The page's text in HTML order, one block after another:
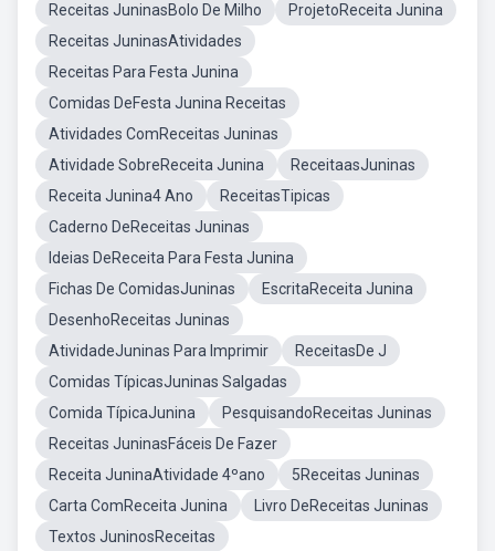
Receitas JuninasBolo De Milho
ProjetoReceita Junina
Receitas JuninasAtividades
Receitas Para Festa Junina
Comidas DeFesta Junina Receitas
Atividades ComReceitas Juninas
Atividade SobreReceita Junina
ReceitaasJuninas
Receita Junina4 Ano
ReceitasTipicas
Caderno DeReceitas Juninas
Ideias DeReceita Para Festa Junina
Fichas De ComidasJuninas
EscritaReceita Junina
DesenhoReceitas Juninas
AtividadeJuninas Para Imprimir
ReceitasDe J
Comidas TípicasJuninas Salgadas
Comida TípicaJunina
PesquisandoReceitas Juninas
Receitas JuninasFáceis De Fazer
Receita JuninaAtividade 4ºano
5Receitas Juninas
Carta ComReceita Junina
Livro DeReceitas Juninas
Textos JuninosReceitas